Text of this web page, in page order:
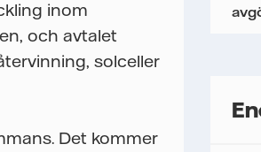
inom
och avtalet
solceller
Det kommer